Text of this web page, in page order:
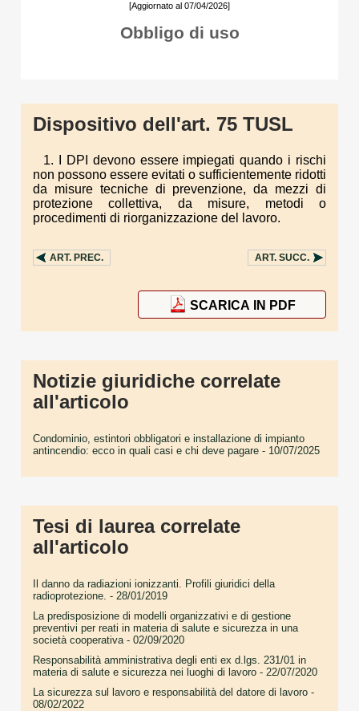
[Aggiornato al 07/04/2026]
Obbligo di uso
Dispositivo dell'art. 75 TUSL
1. I DPI devono essere impiegati quando i rischi
non possono essere evitati o sufficientemente ridotti
da misure tecniche di prevenzione, da mezzi di
protezione collettiva, da misure, metodi o
procedimenti di riorganizzazione del lavoro.
ART. PREC. ART. SUCC.
SCARICA IN PDF
Notizie giuridiche correlate
all'articolo
Condominio, estintori obbligatori e installazione di impianto
antincendio: ecco in quali casi e chi deve pagare - 10/07/2025
Tesi di laurea correlate
all'articolo
Il danno da radiazioni ionizzanti. Profili giuridici della
radioprotezione. - 28/01/2019
La predisposizione di modelli organizzativi e di gestione
preventivi per reati in materia di salute e sicurezza in una
società cooperativa - 02/09/2020
Responsabilità amministrativa degli enti ex d.lgs. 231/01 in
materia di salute e sicurezza nei luoghi di lavoro - 22/07/2020
La sicurezza sul lavoro e responsabilità del datore di lavoro -
08/02/2022